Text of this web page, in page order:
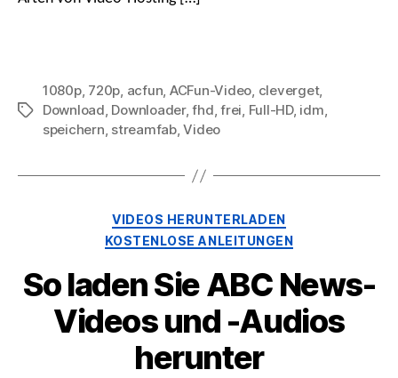
Stichworte
1080p, 720p, acfun, ACFun-Video, cleverget,
Download, Downloader,fhd,frei, Full-HD, idm,
speichern, streamfab,Video
Kategorien
VIDEOS HERUNTERLADEN
KOSTENLOSE ANLEITUNGEN
So laden Sie ABC News-
Videos und -Audios
herunter